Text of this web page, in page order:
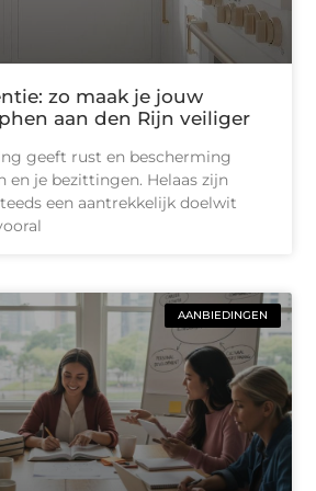
zo maak je jouw
aan den Rijn veiliger
geeft rust en bescherming
en je bezittingen. Helaas zijn
een aantrekkelijk doelwit
AANBIEDINGEN